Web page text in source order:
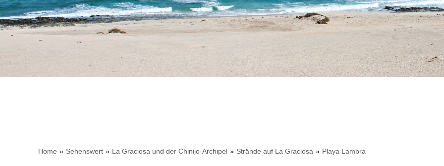
Home Sehenswert La Graciosa und der Chinijo-Archipel Strände auf La Graciosa Playa Lambra